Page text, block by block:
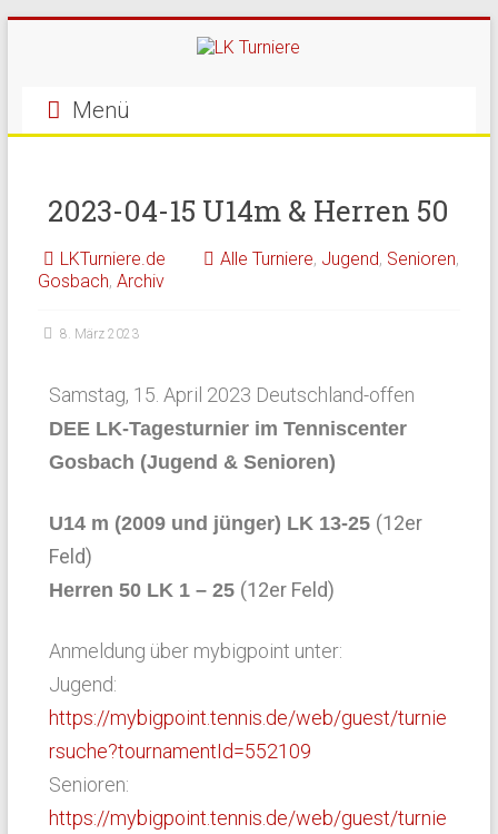
Menü
2023-04-15 U14m & Herren 50
LKTurniere.de Alle Turniere, Jugend, Senioren,
Gosbach, Archiv
8. März 2023
Samstag, 15. April 2023 Deutschland-offen
DEE LK-Tagesturnier im Tenniscenter
Gosbach (Jugend & Senioren)
U14 m (2009 und jünger) LK 13-25 (12er
Feld)
Herren 50 LK 1 – 25 (12er Feld)
Anmeldung über mybigpoint unter:
Jugend:
https://mybigpoint.tennis.de/web/guest/turnie
rsuche?tournamentId=552109
Senioren:
https://mybigpoint.tennis.de/web/guest/turnie